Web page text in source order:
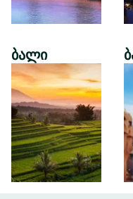
ბალი